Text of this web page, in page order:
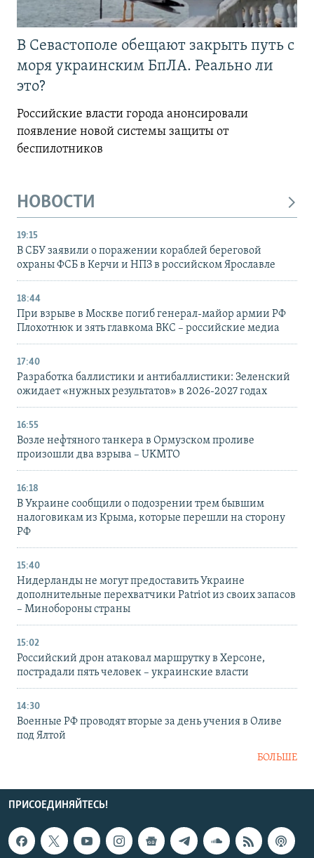
В Севастополе обещают закрыть путь с
моря украинским БпЛА. Реально ли
это?
Российские власти города анонсировали
появление новой системы защиты от
беспилотников
НОВОСТИ
19:15
В СБУ заявили о поражении кораблей береговой
охраны ФСБ в Керчи и НПЗ в российском Ярославле
18:44
При взрыве в Москве погиб генерал-майор армии РФ
Плохотнюк и зять главкома ВКС – российские медиа
17:40
Разработка баллистики и антибаллистики: Зеленский
ожидает «нужных результатов» в 2026-2027 годах
16:55
Возле нефтяного танкера в Ормузском проливе
произошли два взрыва – UKMTO
16:18
В Украине сообщили о подозрении трем бывшим
налоговикам из Крыма, которые перешли на сторону
РФ
15:40
Нидерланды не могут предоставить Украине
дополнительные перехватчики Patriot из своих запасов
– Минобороны страны
15:02
Российский дрон атаковал маршрутку в Херсоне,
пострадали пять человек – украинские власти
14:30
Военные РФ проводят вторые за день учения в Оливе
под Ялтой
БОЛЬШЕ
ПРИСОЕДИНЯЙТЕСЬ!